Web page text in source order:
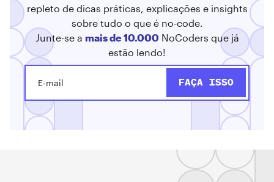
repleto de dicas práticas, explicações e insights
sobre tudo o que é no-code.
Junte-se a mais de 10.000NoCoders que já
estão lendo!